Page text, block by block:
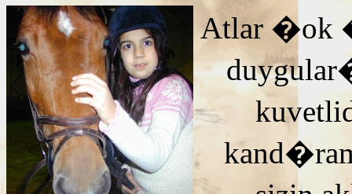
Atlar �ok